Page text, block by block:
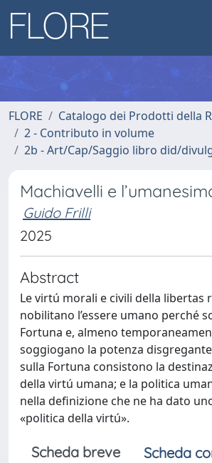
FLORE
Catalogo dei Prodotti della
2 - Contributo in volume
2b - Art/Cap/Saggio libro did/
Machiavelli e
Guido Frilli
2025
Abstract
Le virtú morali e civili della libertas
nobilitano l’essere umano perché
Fortuna e, almeno
soggiogano la potenza
sulla Fortuna consistono la
della virtú umana; e la politica
nella definizione che ne ha dato
«politica della virtú».
Scheda breve
Scheda